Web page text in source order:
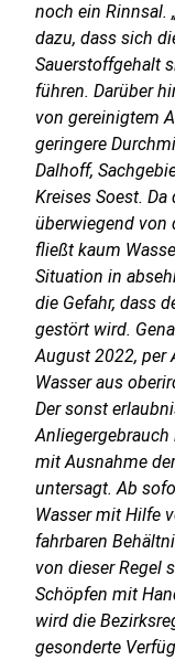
noch ein Rinnsal.
dazu, dass sich
Sauerstoffgehalt
führen. Darüber
von gereinigtem
geringere
Dalhoff,
Kreises Soest.
überwiegend von
fließt kaum
Situation in
die Gefahr, dass
gestört wird.
August 2022, per
Wasser aus
Der sonst
Anliegergebrauch
mit Ausnahme
untersagt. Ab
Wasser mit Hilfe
fahrbaren
von dieser Regel
Schöpfen mit
wird die
gesonderte